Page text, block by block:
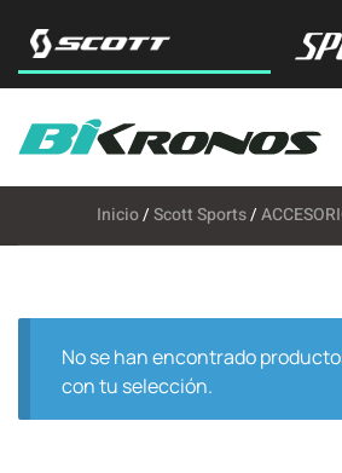
Inicio/Scott Sports/
No se han encontrado
con tu selección.